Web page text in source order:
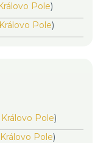
Pole)
Pole)
Pole)
Pole)